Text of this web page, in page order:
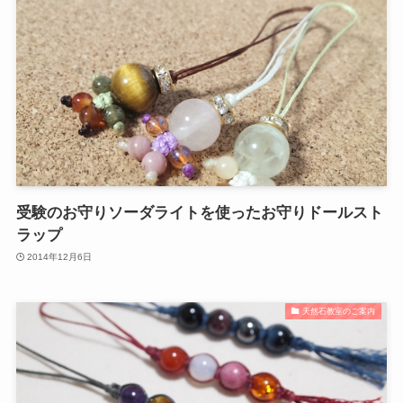
受験のお守りソーダライトを使ったお守りドールスト
ラップ
2014年12月6日
天然石教室のご案内